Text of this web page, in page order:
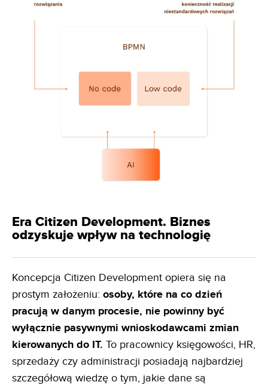
Era Citizen Development. Biznes
odzyskuje wpływ na technologię
Koncepcja Citizen Development opiera się na
prostym założeniu: osoby, które na co dzień
pracują w danym procesie, nie powinny być
wyłącznie pasywnymi wnioskodawcami zmian
kierowanych do IT. To pracownicy księgowości, HR,
sprzedaży czy administracji posiadają najbardziej
szczegółową wiedzę o tym, jakie dane są